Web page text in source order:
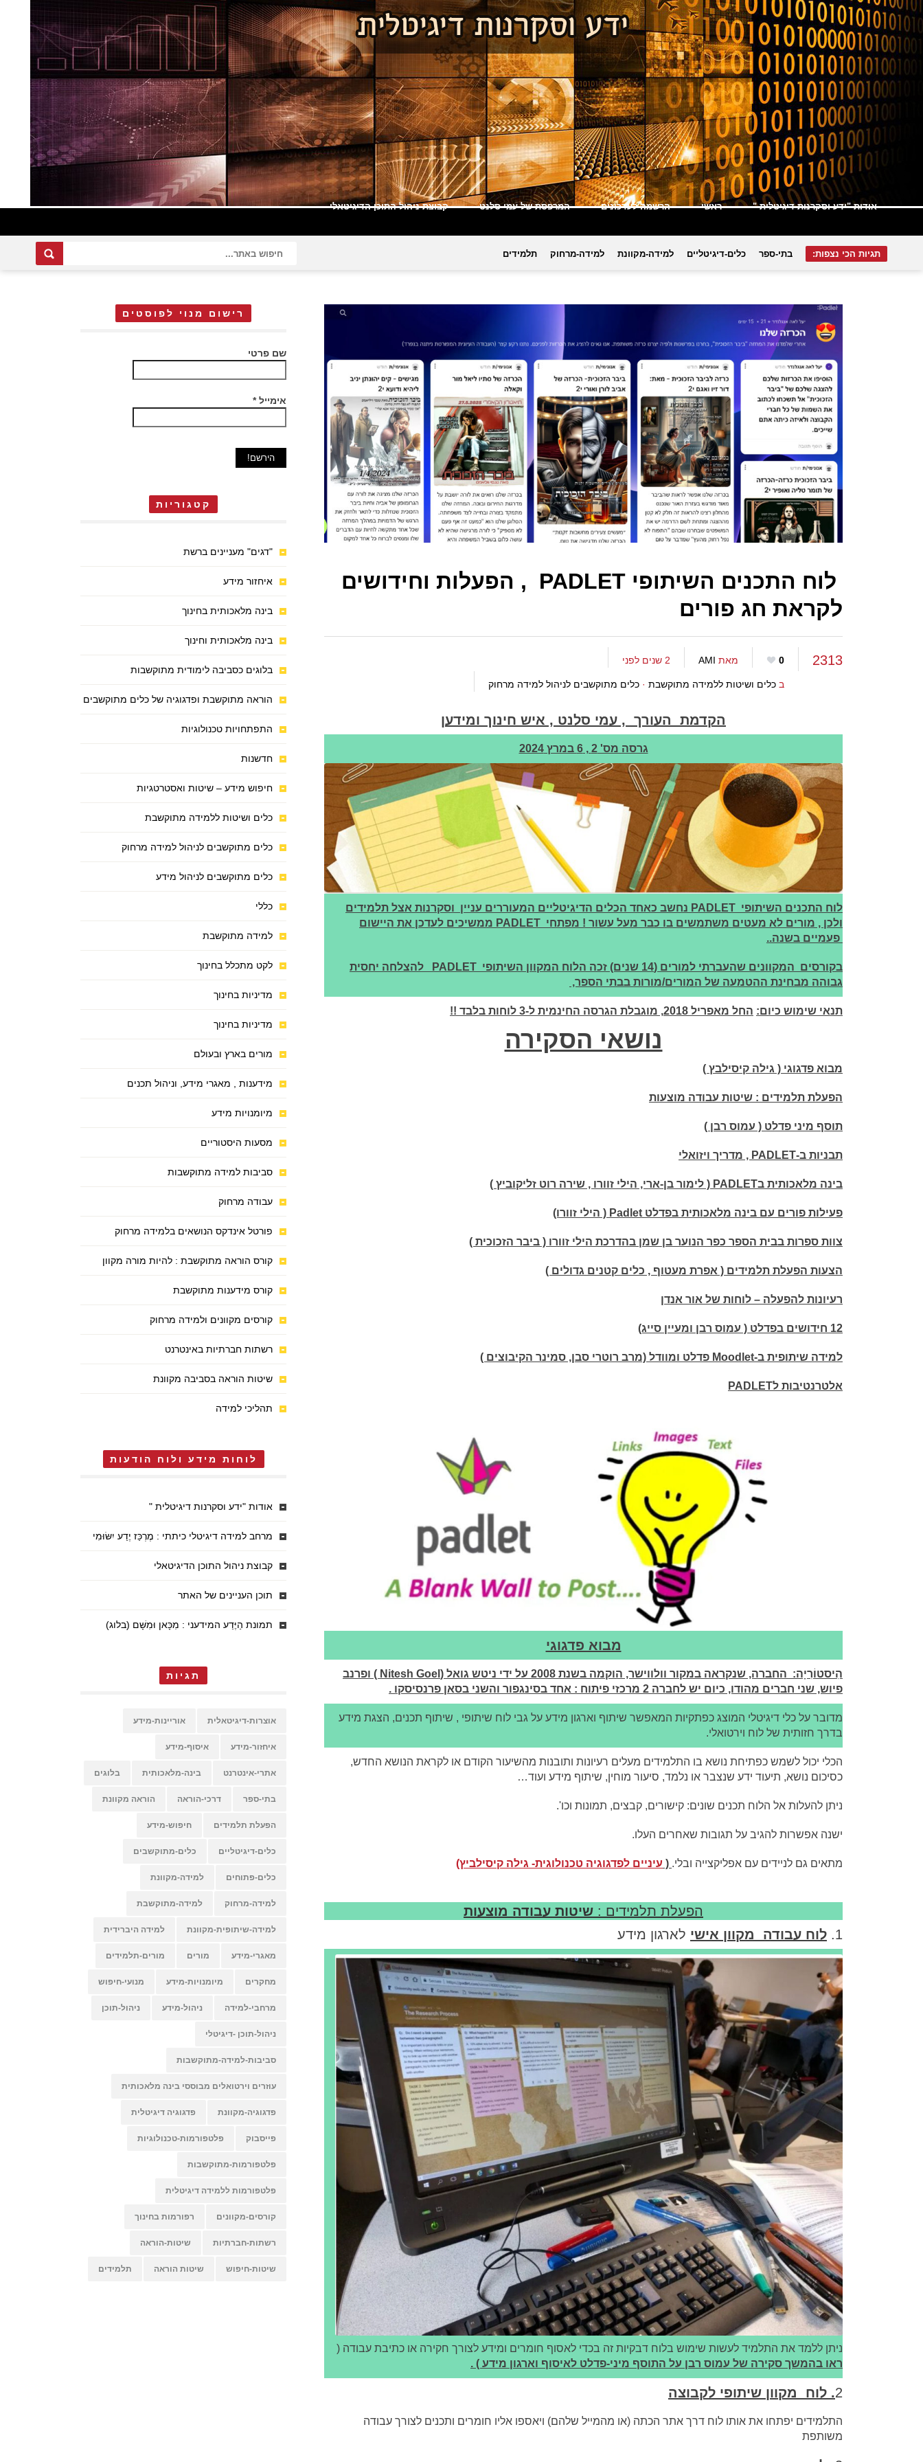
אודות "ידע וסקרנות דיגיטלית " ראשי הרשמה לעדכונים המרפסת של עמי סלנט קבוצת ניהול התוכן הדיגיטאלי
תגיות הכי נצפות: בתי-ספר כלים-דיגיטליים למידה-מקוונת למידה-מרחוק תלמידים
לוח התכנים השיתופי PADLET , הפעלות וחידושים
לקראת חג פורים
2313
0 מאת AMI 2 שנים לפני
ב כלים ושיטות ללמידה מתוקשבת · כלים מתוקשבים לניהול למידה מרחוק
הקדמת העורך , עמי סלנט , איש חינוך ומידען
גרסה מס' 2 , 6 במרץ 2024
לוח התכנים השיתופי PADLET נחשב כאחד הכלים הדיגיטליים המעוררים עניין וסקרנות אצל תלמידים
ולכן , מורים לא מעטים משתמשים בו כבר מעל עשור ! מפתחי PADLET ממשיכים לעדכן את היישום
פעמיים בשנה..
בקורסים המקוונים שהעברתי למורים (14 שנים) זכה הלוח המקוון השיתופי PADLET להצלחה יחסית
גבוהה מבחינת ההטמעה של המורים/מורות בבתי הספר,
תנאי שימוש כיום: החל מאפריל 2018, מוגבלת הגרסה החינמית ל-3 לוחות בלבד !!
נושאי הסקירה
מבוא פדגוגי ( גילה קיסילבץ )
הפעלת תלמידים : שיטות עבודה מוצעות
תוסף מיני פדלט ( עמוס רבן )
תבניות ב-PADLET , מדריך ויזואלי
בינה מלאכותית בPADLET ( לימור בן-ארי, הילי זוורו , שירה רוט זליקוביץ )
פעילות פורים עם בינה מלאכותית בפדלט Padlet ( הילי זוורו)
צוות ספרות בבית הספר כפר הנוער בן שמן בהדרכת הילי זוורו ( ביבר הזכוכית )
הצעות הפעלת תלמידים ( אפרת מעטוף , כלים קטנים גדולים )
רעיונות להפעלה – לוחות של אור אנדן
12 חידושים בפדלט ( עמוס רבן ומעיין סייג)
למידה שיתופית ב-Moodlet פדלט ומוודל (מרב רוטרי סבן, סמינר הקיבוצים )
אלטרנטיבות לPADLET
מבוא פדגוגי
הִיסטוֹרִיָה: החברה, שנקראה במקור וולווישר, הוקמה בשנת 2008 על ידי ניטש גואל (Nitesh Goel ) ופרנב
פיוש, שני חברים מהודו, כיום יש לחברה 2 מרכזי פיתוח : אחד בסינגפור והשני בסאן פרנסיסקו .
מדובר על כלי דיגיטלי המוצג כפתקיות המאפשר שיתוף וארגון מידע על גבי לוח שיתופי , שיתוף תכנים, הצגת מידע
בדרך חזותית של לוח וירטואלי.
הכלי יכול לשמש כפתיחת נושא בו התלמידים מעלים רעיונות ותובנות מהשיעור הקודם או לקראת הנושא החדש,
כסיכום נושא, תיעוד ידע שנצבר או נלמד, סיעור מוחין, שיתוף מידע ועוד…
ניתן להעלות אל הלוח תכנים שונים: קישורים, קבצים, תמונות וכו'.
ישנה אפשרות להגיב על תגובות שאחרים העלו.
מתאים גם לניידים עם אפליקצייה ובלי. ( עיניים לפדגוגיה טכנולוגית- גילה קיסילביץ)
הפעלת תלמידים : שיטות עבודה מוצעות
1. לוח עבודה מקוון אישי לארגון מידע
ניתן ללמד את התלמיד לעשות שימוש בלוח דבקיות זה בכדי לאסוף חומרים ומידע לצורך חקירה או כתיבת עבודה (
ראו בהמשך סקירה של עמוס רבן על התוסף מיני-פדלט לאיסוף וארגון מידע ) .
2. לוח מקוון שיתופי לקבוצה
התלמידים יפתחו את אותו לוח דרך אתר הכתה (או מהמייל שלהם) ויאספו אליו חומרים ותכנים לצורך עבודה
משותפת
רישום מנוי לפוסטים
שם פרטי
אימייל*
קטגוריות
"דגים" מעניינים ברשת
איחזור מידע
בינה מלאכותית בחינוך
בינה מלאכותית וחינוך
בלוגים כסביבה לימודית מתוקשבות
הוראה מתוקשבת ופדגוגיה של כלים מתוקשבים
התפתחויות טכנולוגיות
חדשנות
חיפוש מידע – שיטות ואסטרטגיות
כלים ושיטות ללמידה מתוקשבת
כלים מתוקשבים לניהול למידה מרחוק
כלים מתוקשבים לניהול מידע
כללי
למידה מתוקשבת
לקט מתכלל בחינוך
מדיניות בחינוך
מדיניות בחינוך
מורים בארץ ובעולם
מידענות , מאגרי מידע, וניהול תכנים
מיומנויות מידע
מסעות היסטוריים
סביבות למידה מתוקשבות
עבודה מרחוק
פורטל אינדקס הנושאים בלמידה מרחוק
קורס הוראה מתוקשבת : להיות מורה מקוון
קורס מידענות מתוקשבת
קורסים מקוונים ולמידה מרחוק
רשתות חברתיות באינטרנט
שיטות הוראה בסביבה מקוונת
תהליכי למידה
לוחות מידע ולוח הודעות
אודות "ידע וסקרנות דיגיטלית "
מרחב למידה דיגיטלי כיתתי : מֶרְכַּז יֶדַע יִשּׂוּמִי
קבוצת ניהול התוכן הדיגיטאלי
תוכן העניינים של האתר
תמונת הַיֶּדַע המידעני : מִכָּאן וּמִשָּׁם (בלוג)
תגיות
אוצרות-דיגיטאלית אוריינות-מידע
איחזור-מידע איסוף-מידע
אתרי-אינטרנט בינה-מלאכותית בלוגים
בתי-ספר דרכי-הוראה הוראה מקוונת
הפעלת תלמידים חיפוש-מידע
כלים-דיגיטליים כלים-מתוקשבים
כלים-פתוחים למידה-מקוונת
למידה-מרחוק למידה-מתוקשבת
למידה-שיתופית-מקוונת למידה היברידית
מאגרי-מידע מורים מורים-תלמידים
מחקרים מיומנויות-מידע מנועי-חיפוש
מרחבי-למידה ניהול-מידע ניהול-תוכן
ניהול-תוכן -דיגיטלי
סביבות-למידה-מתוקשבות
עוזרים וירטואלים מבוססי בינה מלאכותית
פדגוגיה-מקוונת פדגוגיה דיגיטלית
פייסבוק פלטפורמות-טכנולוגיות
פלטפורמות-מתוקשבות
פלטפורמות ללמידה דיגיטלית
קורסים-מקוונים רפורמות בחינוך
רשתות-חברתיות שיטות-הוראה
שיטות-חיפוש שיטות הוראה תלמידים